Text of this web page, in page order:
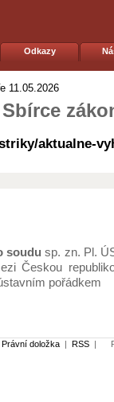
Odkazy
11.05.2026
aktualne-
soudu sp. zn. Pl.
Českou
pořádkem
Právní doložka | RSS |